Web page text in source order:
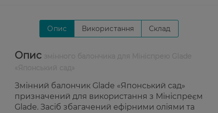
Опис Використання Склад
Опис
Змінний балончик Glade «Японський сад»
призначений для використання з Мініспреєм
Glade. Засіб збагачений ефірними оліями та